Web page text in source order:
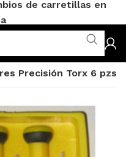
Precisión Torx 6 pzs
de carretillas en